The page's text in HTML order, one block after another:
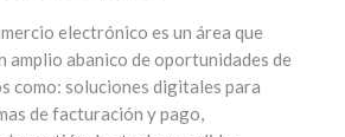
electrónico es un área que
amplio abanico de oportunidades de
como: soluciones digitales para
de facturación y pago,